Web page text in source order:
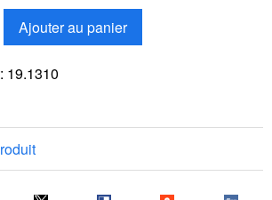
Ajouter au panier
19.1310